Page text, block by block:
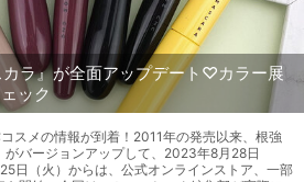
ラ』が全面アップデート♡カラー展
ック
スメの情報が到着！2011年の発売以来、根強
がバージョンアップして、2023年8月28日
日（火）からは、公式オンラインストア、一部